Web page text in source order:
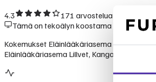
4.3 171 arvostelua Googlessa
Tämä on tekoälyn koostama yhteenveto
Kokemukset Eläinlääkäriasema Lillvet,
Eläinlääkäriasema Lillvet, Kangasala on